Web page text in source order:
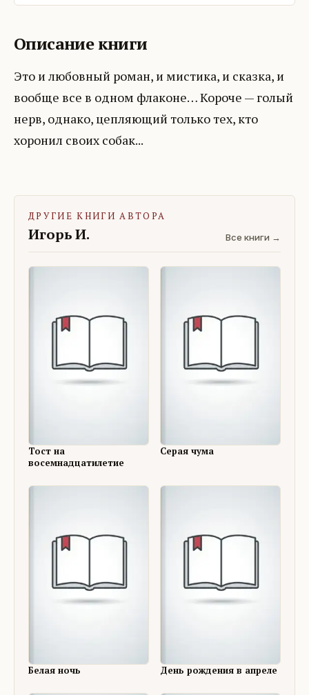
Описание книги
Это и любовный роман, и мистика, и сказка, и
вообще все в одном флаконе… Короче — голый
нерв, однако, цепляющий только тех, кто
хоронил своих собак...
ДРУГИЕ КНИГИ АВТОРА
Игорь И. Все книги →
Тост на
восемнадцатилетие
Серая чума
Белая ночь День рождения в апреле